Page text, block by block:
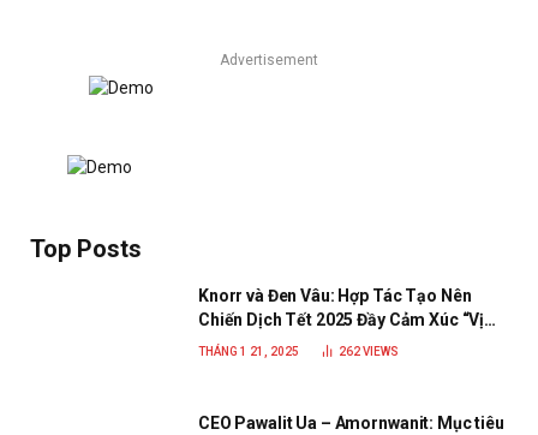
Advertisement
Top Posts
Knorr và Đen Vâu: Hợp Tác Tạo Nên
Chiến Dịch Tết 2025 Đầy Cảm Xúc “Vị
Nhà”
THÁNG 1 21, 2025 262VIEWS
CEO Pawalit Ua – Amornwanit: Mục tiêu